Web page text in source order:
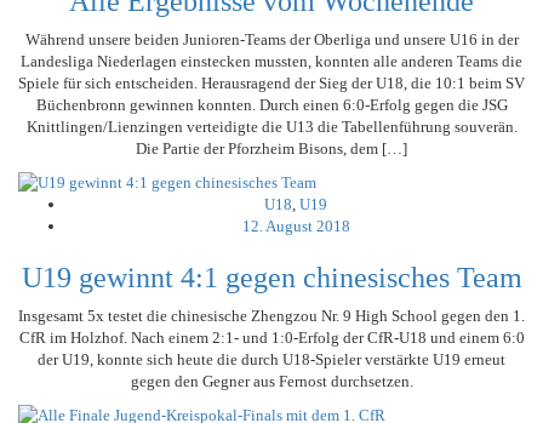
Während unsere beiden Junioren-Teams der Oberliga und unsere U16 in der
Landesliga Niederlagen einstecken mussten, konnten alle anderen Teams die
Spiele für sich entscheiden. Herausragend der Sieg der U18, die 10:1 beim SV
Büchenbronn gewinnen konnten. Durch einen 6:0-Erfolg gegen die JSG
Knittlingen/Lienzingen verteidigte die U13 die Tabellenführung souverän.
Die Partie der Pforzheim Bisons, dem […]
U18, U19
12. August 2018
U19 gewinnt 4:1 gegen chinesisches Team
Insgesamt 5x testet die chinesische Zhengzou Nr. 9 High School gegen den 1.
CfR im Holzhof. Nach einem 2:1- und 1:0-Erfolg der CfR-U18 und einem 6:0
der U19, konnte sich heute die durch U18-Spieler verstärkte U19 erneut
gegen den Gegner aus Fernost durchsetzen.